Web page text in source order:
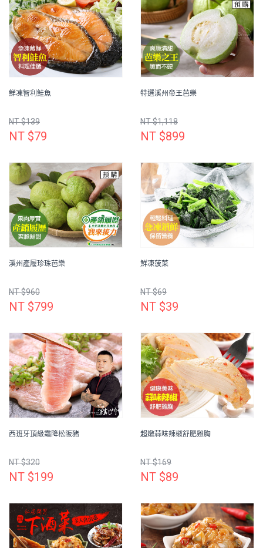
鮮凍智利鮭魚
NT $139
NT $79
特選溪州帝王芭樂
NT $1,118
NT $899
溪州產履珍珠芭樂
NT $960
NT $799
鮮凍菠菜
NT $69
NT $39
西班牙頂級霜降松阪豬
NT $320
NT $199
超嫩蒜味辣椒舒肥雞胸
NT $169
NT $89